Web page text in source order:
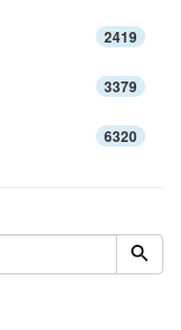
2419
3379
6320